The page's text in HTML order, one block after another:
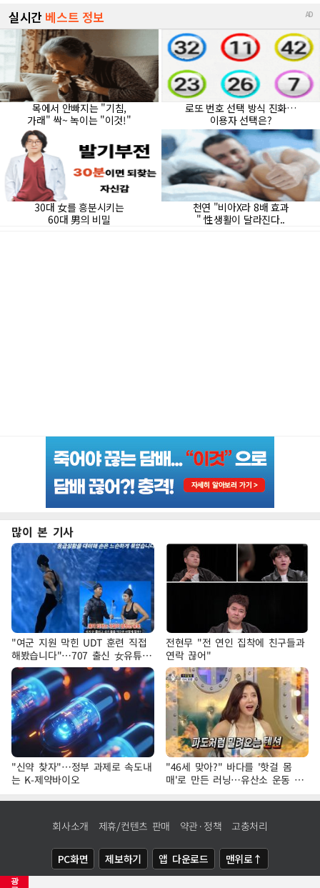
광
많이 본 기사
"여군 지원 막힌 UDT 훈련 직접
해봤습니다"…707 출신 女유튜버
'완벽 소화'
전현무 "전 연인 집착에 친구들과
연락 끊어"
"신약 찾자"…정부 과제로 속도내
는 K-제약바이오
"46세 맞아?" 바다를 '핫걸 몸
매'로 만든 러닝…유산소 운동 효
과 '톡톡'
회사소개 제휴/컨텐츠 판매 약관·정책 고충처리
PC화면 제보하기 앱 다운로드 맨위로↑